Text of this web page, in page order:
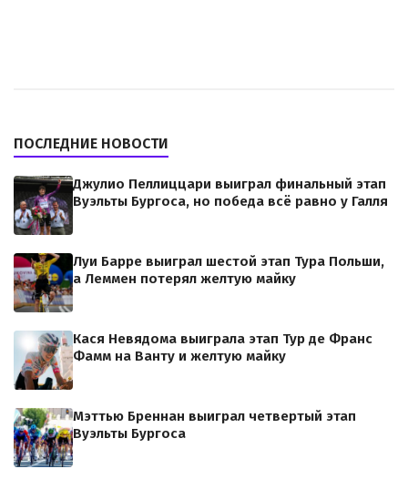
ПОСЛЕДНИЕ НОВОСТИ
Джулио Пеллиццари выиграл финальный этап
Вуэльты Бургоса, но победа всё равно у Галля
Луи Барре выиграл шестой этап Тура Польши,
а Леммен потерял желтую майку
Кася Невядома выиграла этап Тур де Франс
Фамм на Ванту и желтую майку
Мэттью Бреннан выиграл четвертый этап
Вуэльты Бургоса